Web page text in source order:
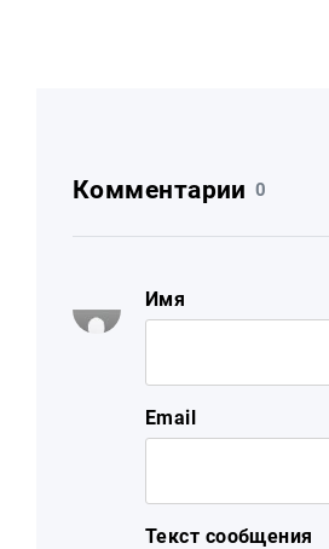
Комментарии 0
Имя
Email
Текст сообщения